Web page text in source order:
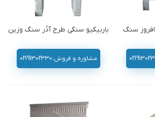
سنگ
باربیکیو سنگی طرح آدُر سنگ وزین
مشاوره و فروش:02191302330